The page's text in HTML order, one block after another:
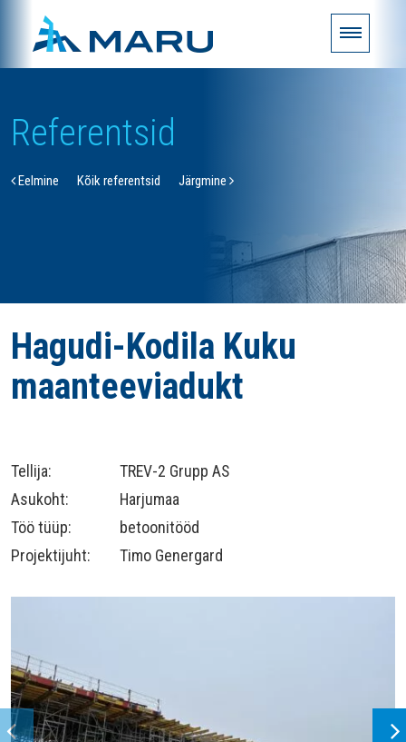
Referentsid
Eelmine Kõik referentsid Järgmine
Hagudi-Kodila Kuku
maanteeviadukt
Tellija:
TREV-2 Grupp AS
Asukoht:
Harjumaa
Töö tüüp:
betoonitööd
Projektijuht:
Timo Genergard